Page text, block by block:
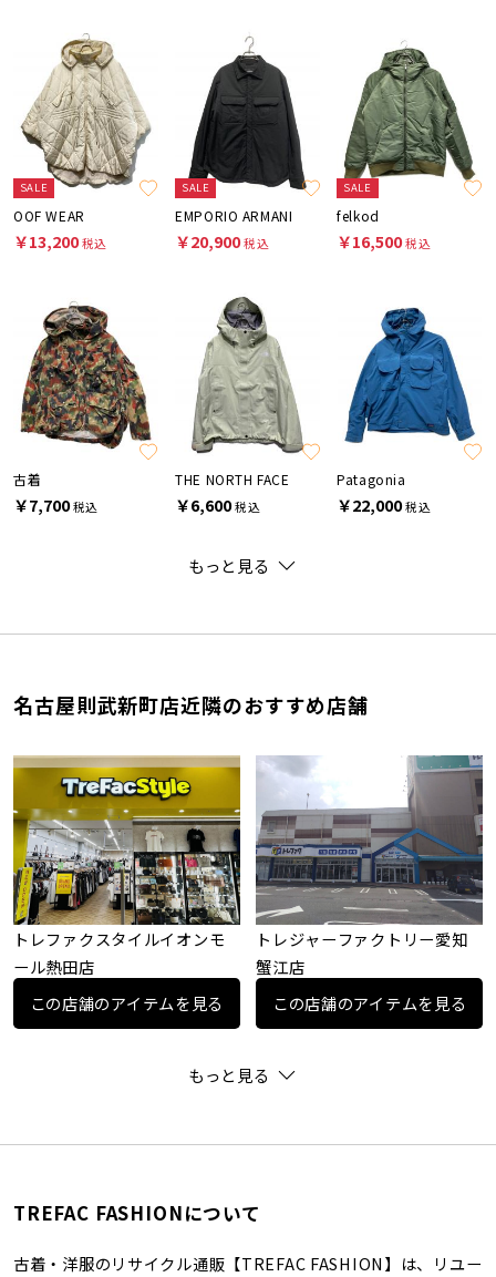
SALE
OOF WEAR
￥13,200税込
SALE
EMPORIO ARMANI
￥20,900税込
SALE
felkod
￥16,500税込
古着
￥7,700税込
THE NORTH FACE
￥6,600税込
Patagonia
￥22,000税込
もっと見る
名古屋則武新町店近隣のおすすめ店舗
トレファクスタイルイオンモ
ール熱田店
この店舗のアイテムを見る
トレジャーファクトリー愛知
蟹江店
この店舗のアイテムを見る
もっと見る
TREFAC FASHIONについて
古着・洋服のリサイクル通販【TREFAC FASHION】は、リユー